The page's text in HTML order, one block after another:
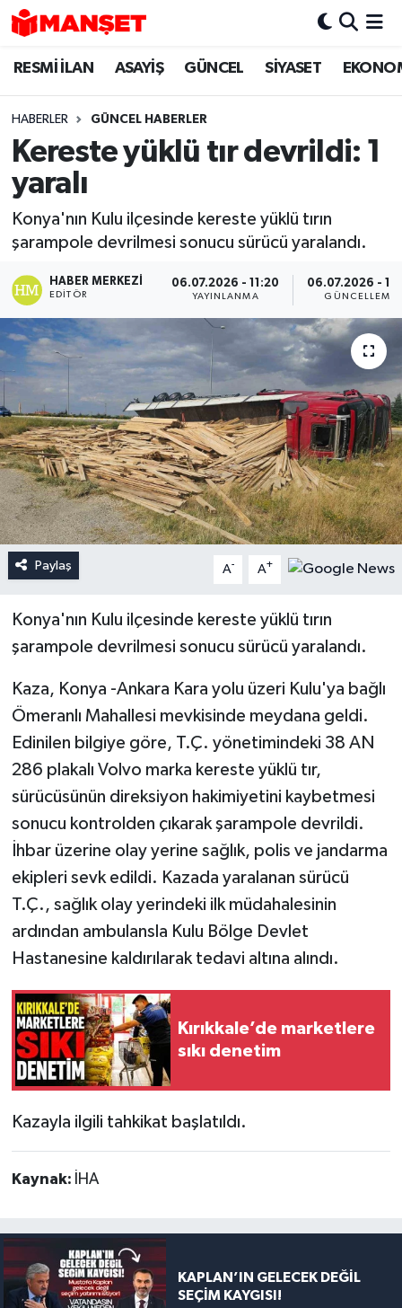
RESMİ İLAN ASAYİŞ GÜNCEL SİYASET
HABERLER GÜNCEL HABERLER
Kereste yüklü tır devrildi: 1
yaralı
Konya'nın Kulu ilçesinde kereste yüklü tırın
şarampole devrilmesi sonucu sürücü yaralandı.
HABER MERKEZI
EDITÖR
06.07.2026 - 11:20
YAYINLANMA
06.07.2026 -
GÜNCELLEME
Paylaş A- A+
Konya'nın Kulu ilçesinde kereste yüklü tırın
şarampole devrilmesi sonucu sürücü yaralandı.
Kaza, Konya -Ankara Kara yolu üzeri Kulu'ya bağlı
Ömeranlı Mahallesi mevkisinde meydana geldi.
Edinilen bilgiye göre, T.Ç. yönetimindeki 38 AN
286 plakalı Volvo marka kereste yüklü tır,
sürücüsünün direksiyon hakimiyetini kaybetmesi
sonucu kontrolden çıkarak şarampole devrildi.
İhbar üzerine olay yerine sağlık, polis ve jandarma
ekipleri sevk edildi. Kazada yaralanan sürücü
T.Ç., sağlık olay yerindeki ilk müdahalesinin
ardından ambulansla Kulu Bölge Devlet
Hastanesine kaldırılarak tedavi altına alındı.
Kırıkkale’de marketlere
sıkı denetim
Kazayla ilgili tahkikat başlatıldı.
Kaynak: İHA
KAPLAN’IN GELECEK DEĞİL
SEÇİM KAYGISI!
Hava Durumu
Trafik Durumu
Süper Lig Puan Durumu ve Fikstür
Son Dakika Haberleri
Haber Arşivi